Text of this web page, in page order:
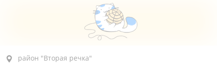
район "Вторая речка", ул. Кирова, 25В
район "Вторая речка"